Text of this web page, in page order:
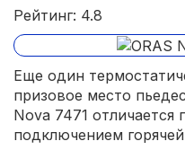
Рейтинг: 4.8
Еще один
призовое место
Nova 7471 отличается
подключением